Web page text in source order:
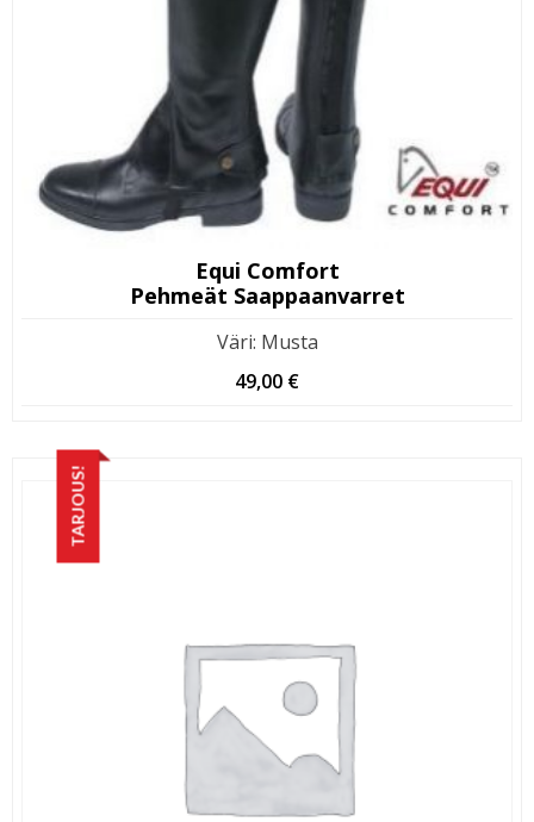
Equi Comfort
Pehmeät Saappaanvarret
Väri: Musta
49,00 €
TARJOUS!